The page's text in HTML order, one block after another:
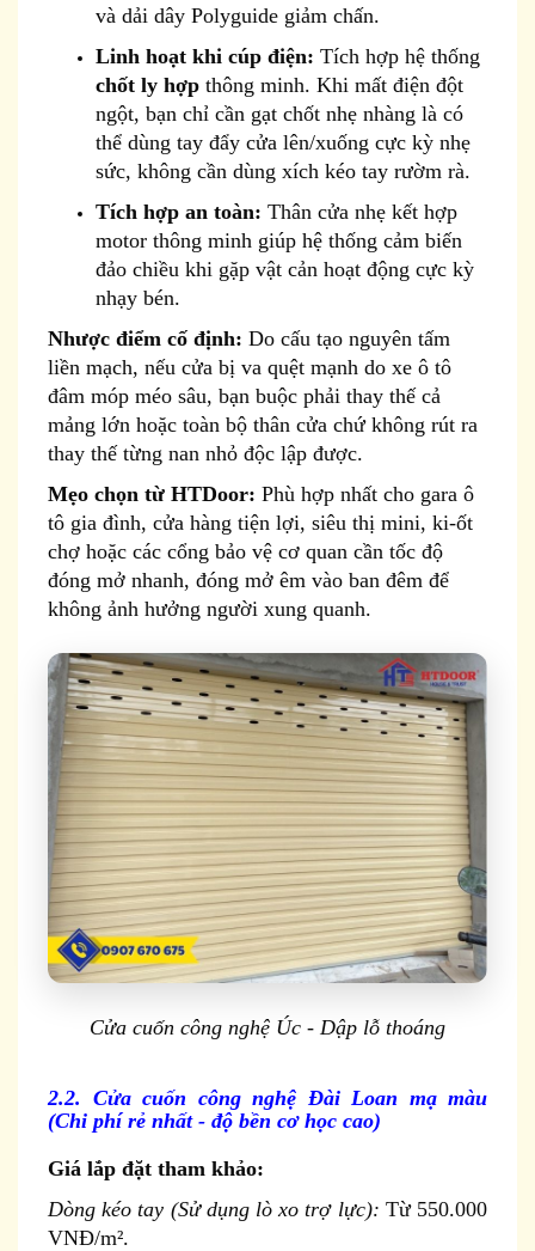
và dải dây Polyguide giảm chấn.
Linh hoạt khi cúp điện: Tích hợp hệ thống
chốt ly hợp thông minh. Khi mất điện đột
ngột, bạn chỉ cần gạt chốt nhẹ nhàng là có
thể dùng tay đẩy cửa lên/xuống cực kỳ nhẹ
sức, không cần dùng xích kéo tay rườm rà.
Tích hợp an toàn: Thân cửa nhẹ kết hợp
motor thông minh giúp hệ thống cảm biến
đảo chiều khi gặp vật cản hoạt động cực kỳ
nhạy bén.
Nhược điểm cố định: Do cấu tạo nguyên tấm
liền mạch, nếu cửa bị va quệt mạnh do xe ô tô
đâm móp méo sâu, bạn buộc phải thay thế cả
mảng lớn hoặc toàn bộ thân cửa chứ không rút ra
thay thế từng nan nhỏ độc lập được.
Mẹo chọn từ HTDoor: Phù hợp nhất cho gara ô
tô gia đình, cửa hàng tiện lợi, siêu thị mini, ki-ốt
chợ hoặc các cổng bảo vệ cơ quan cần tốc độ
đóng mở nhanh, đóng mở êm vào ban đêm để
không ảnh hưởng người xung quanh.
Cửa cuốn công nghệ Úc - Dập lỗ thoáng
2.2. Cửa cuốn công nghệ Đài Loan mạ màu
(Chi phí rẻ nhất - độ bền cơ học cao)
Giá lắp đặt tham khảo:
Dòng kéo tay (Sử dụng lò xo trợ lực): Từ 550.000
VNĐ/m².